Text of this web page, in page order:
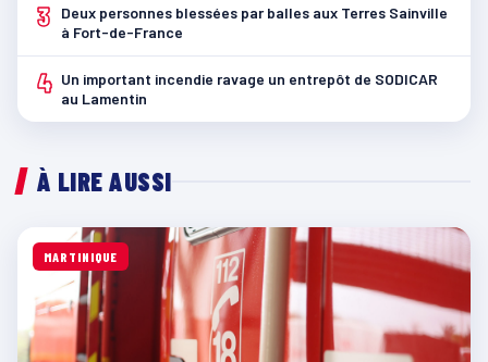
3
Deux personnes blessées par balles aux Terres Sainville
à Fort-de-France
4 Un important incendie ravage un entrepôt de SODICAR
au Lamentin
À LIRE AUSSI
MARTINIQUE